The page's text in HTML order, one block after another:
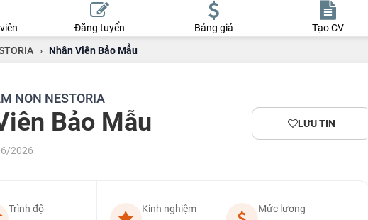
Đăng tuyển Bảng giá Tạo CV
› Nhân Viên Bảo Mẫu
NON NESTORIA
Bảo Mẫu
2026
LƯU TIN
Trình độ Kinh nghiệm Mức lương